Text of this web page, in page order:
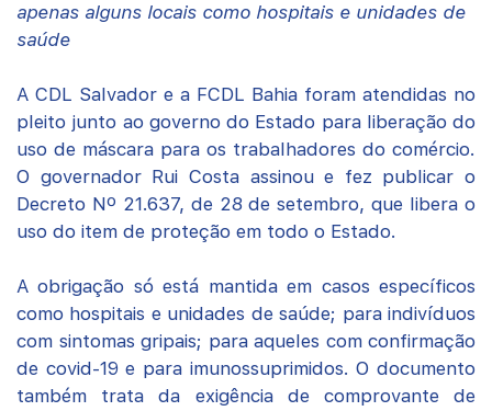
apenas alguns locais como hospitais e unidades de
saúde
A CDL Salvador e a FCDL Bahia foram atendidas no
pleito junto ao governo do Estado para liberação do
uso de máscara para os trabalhadores do comércio.
O governador Rui Costa assinou e fez publicar o
Decreto Nº 21.637, de 28 de setembro, que libera o
uso do item de proteção em todo o Estado.
A obrigação só está mantida em casos específicos
como hospitais e unidades de saúde; para indivíduos
com sintomas gripais; para aqueles com confirmação
de covid-19 e para imunossuprimidos. O documento
também trata da exigência de comprovante de